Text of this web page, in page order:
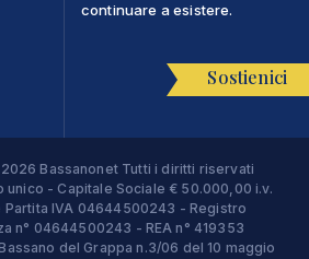
continuare a esistere.
Sostienici
Bassanonet Tutti i diritti riservati
unico - Capitale Sociale € 50.000,00 i.v.
Partita IVA 04644500243 - Registro
n° 04644500243 - REA n° 419353
del Grappa n.3/06 del 10 maggio